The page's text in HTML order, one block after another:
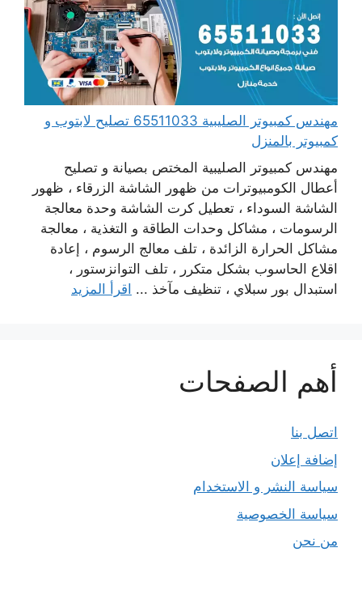
مهندس كمبيوتر الصليبية 65511033 تصليح لابتوب و
كمبيوتر بالمنزل
مهندس كمبيوتر الصليبية المختص بصيانة و تصليح
أعطال الكومبيوترات من ظهور الشاشة الزرقاء ، ظهور
الشاشة السوداء ، تعطيل كرت الشاشة وحدة معالجة
الرسومات ، مشاكل وحدات الطاقة و التغذية ، معالجة
مشاكل الحرارة الزائدة ، تلف معالج الرسوم ، إعادة
اقلاع الحاسوب بشكل متكرر ، تلف التوانزستور ،
استبدال بور سبلاي ، تنظيف مآخذ ... اقرأ المزيد
أهم الصفحات
اتصل بنا
إضافة إعلان
سياسة النشر و الاستخدام
سياسة الخصوصية
من نحن